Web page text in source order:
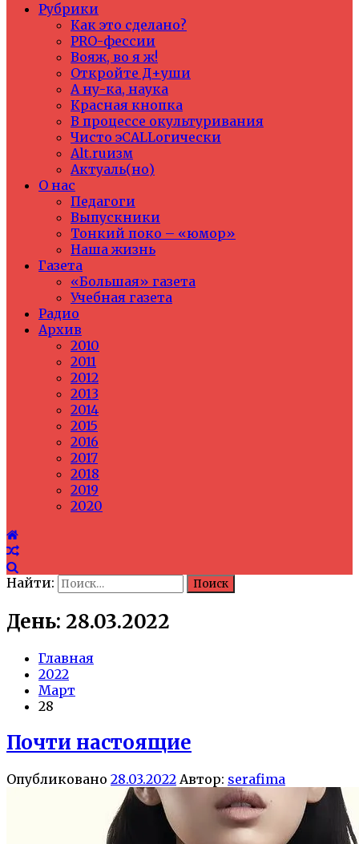
Рубрики
Как это сделано?
PRO-фессии
Вояж, во я ж!
Откройте Д+уши
А ну-ка, наука
Красная кнопка
В процессе окультуривания
Чисто эCALLогически
Alt.ruизм
Актуаль(но)
О нас
Педагоги
Выпускники
Тонкий поко – «юмор»
Наша жизнь
Газета
«Большая» газета
Учебная газета
Радио
Архив
2010
2011
2012
2013
2014
2015
2016
2017
2018
2019
2020
Найти:
День: 28.03.2022
Главная
2022
Март
28
Почти настоящие
Опубликовано 28.03.2022 Автор: serafima